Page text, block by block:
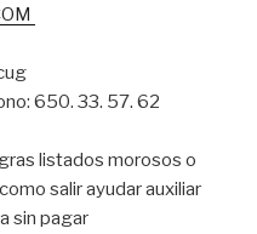
650. 33. 57. 62
listados morosos o
salir ayudar auxiliar
sin pagar